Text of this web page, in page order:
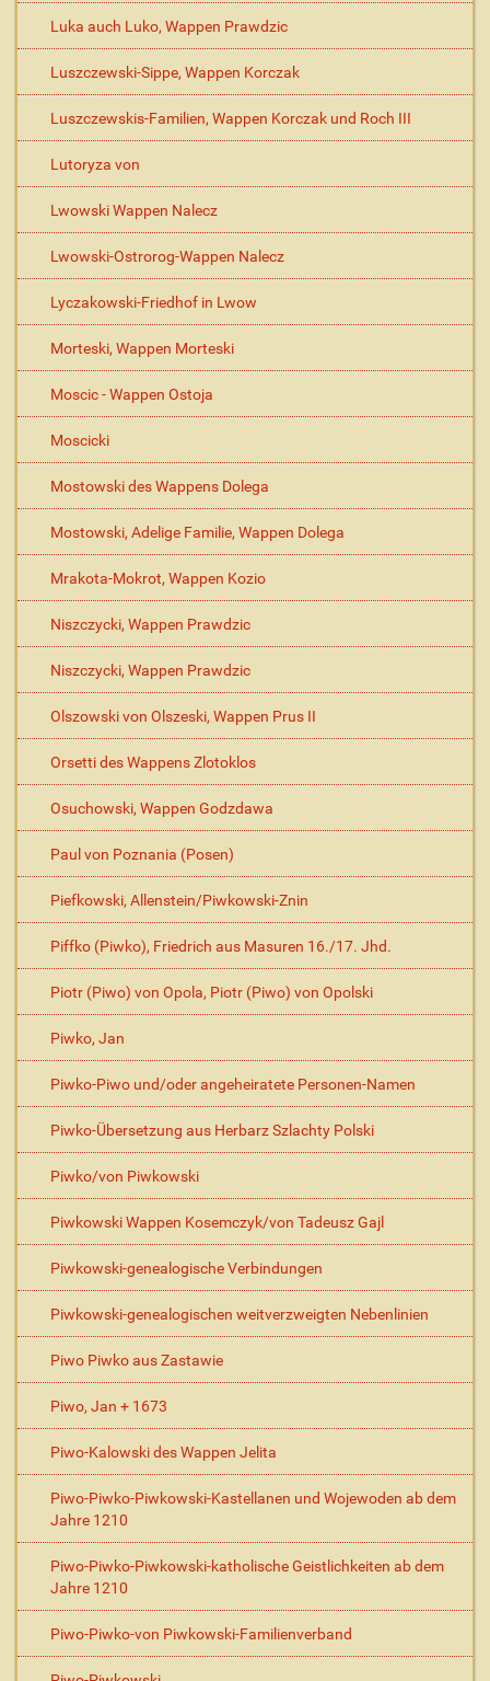
Luka auch Luko, Wappen Prawdzic
Luszczewski-Sippe, Wappen Korczak
Luszczewskis-Familien, Wappen Korczak und Roch III
Lutoryza von
Lwowski Wappen Nalecz
Lwowski-Ostrorog-Wappen Nalecz
Lyczakowski-Friedhof in Lwow
Morteski, Wappen Morteski
Moscic - Wappen Ostoja
Moscicki
Mostowski des Wappens Dolega
Mostowski, Adelige Familie, Wappen Dolega
Mrakota-Mokrot, Wappen Kozio
Niszczycki, Wappen Prawdzic
Niszczycki, Wappen Prawdzic
Olszowski von Olszeski, Wappen Prus II
Orsetti des Wappens Zlotoklos
Osuchowski, Wappen Godzdawa
Paul von Poznania (Posen)
Piefkowski, Allenstein/Piwkowski-Znin
Piffko (Piwko), Friedrich aus Masuren 16./17. Jhd.
Piotr (Piwo) von Opola, Piotr (Piwo) von Opolski
Piwko, Jan
Piwko-Piwo und/oder angeheiratete Personen-Namen
Piwko-Übersetzung aus Herbarz Szlachty Polski
Piwko/von Piwkowski
Piwkowski Wappen Kosemczyk/von Tadeusz Gajl
Piwkowski-genealogische Verbindungen
Piwkowski-genealogischen weitverzweigten Nebenlinien
Piwo Piwko aus Zastawie
Piwo, Jan + 1673
Piwo-Kalowski des Wappen Jelita
Piwo-Piwko-Piwkowski-Kastellanen und Wojewoden ab dem
Jahre 1210
Piwo-Piwko-Piwkowski-katholische Geistlichkeiten ab dem
Jahre 1210
Piwo-Piwko-von Piwkowski-Familienverband